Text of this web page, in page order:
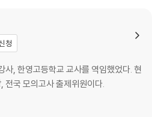
청
사, 한영고등학교 교사를 역임했었다. 현
전국 모의고사 출제위원이다.